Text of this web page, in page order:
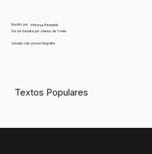
Escrito por
Victorya Pimentel
Foi da Gazeta por menos de 1 mês
Usuário não possui biografia
Textos Populares